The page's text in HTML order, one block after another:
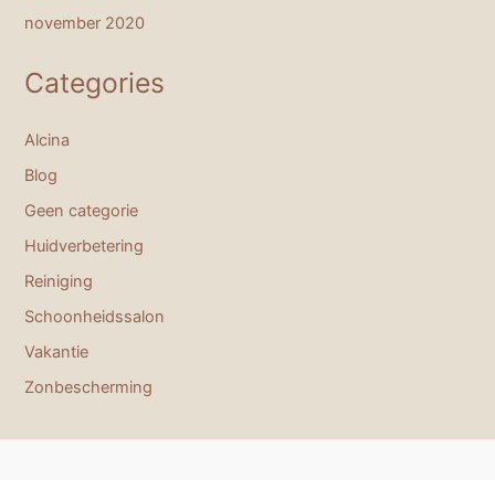
november 2020
Categories
Alcina
Blog
Geen categorie
Huidverbetering
Reiniging
Schoonheidssalon
Vakantie
Zonbescherming